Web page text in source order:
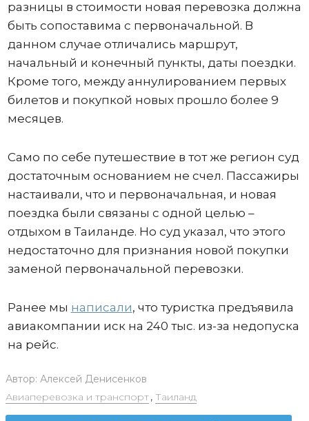
разницы в стоимости новая перевозка должна
быть сопоставима с первоначальной. В
данном случае отличались маршрут,
начальный и конечный пункты, даты поездки.
Кроме того, между аннулированием первых
билетов и покупкой новых прошло более 9
месяцев.
Само по себе путешествие в тот же регион суд
достаточным основанием не счел. Пассажиры
настаивали, что и первоначальная, и новая
поездка были связаны с одной целью –
отдыхом в Таиланде. Но суд указал, что этого
недостаточно для признания новой покупки
заменой первоначальной перевозки.
Ранее мы написали, что туристка предъявила
авиакомпании иск на 240 тыс. из-за недопуска
на рейс.
Автор: Алексей Денисенков
Авиаперевозка и транспорт, Таиланд